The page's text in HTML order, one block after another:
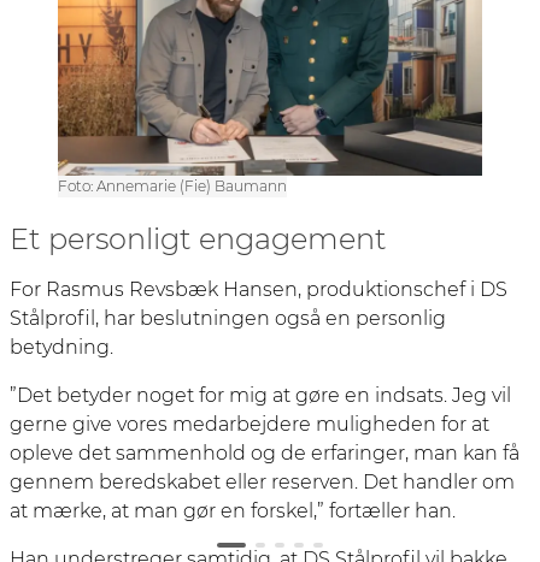
Foto: Annemarie (Fie) Baumann
Et personligt engagement
For Rasmus Revsbæk Hansen, produktionschef i DS
Stålprofil, har beslutningen også en personlig
betydning.
”Det betyder noget for mig at gøre en indsats. Jeg vil
gerne give vores medarbejdere muligheden for at
opleve det sammenhold og de erfaringer, man kan få
gennem beredskabet eller reserven. Det handler om
at mærke, at man gør en forskel,” fortæller han.